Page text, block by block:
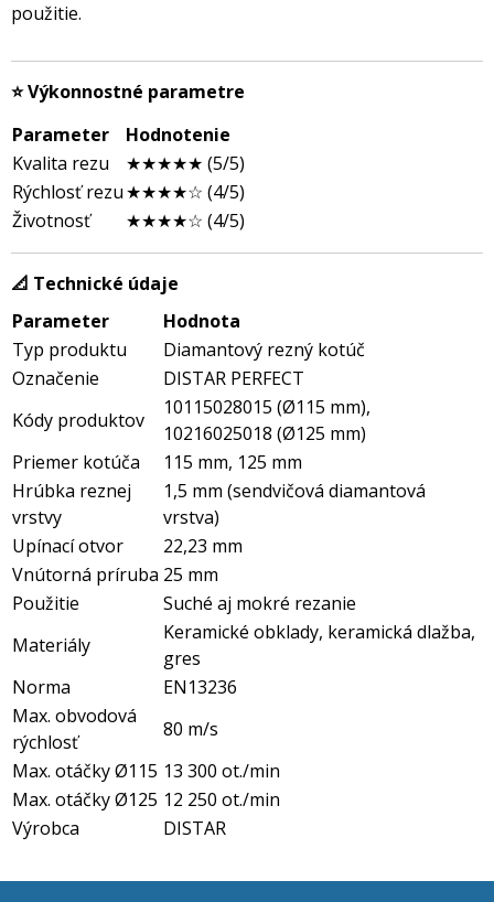
použitie.
⭐ Výkonnostné parametre
Parameter
Hodnotenie
Kvalita rezu
★★★★★ (5/5)
Rýchlosť rezu★★★★☆ (4/5)
Životnosť
★★★★☆ (4/5)
📐 Technické údaje
Parameter
Hodnota
Typ produktu
Diamantový rezný kotúč
Označenie
DISTAR PERFECT
Kódy produktov
10115028015 (Ø115 mm),
10216025018 (Ø125 mm)
Priemer kotúča
115 mm, 125 mm
Hrúbka reznej
vrstvy
1,5 mm (sendvičová diamantová
vrstva)
Upínací otvor
22,23 mm
Vnútorná príruba 25 mm
Použitie
Suché aj mokré rezanie
Materiály
Keramické obklady, keramická dlažba,
gres
Norma
EN13236
Max. obvodová
rýchlosť
80 m/s
Max. otáčky Ø115 13 300 ot./min
Max. otáčky Ø125 12 250 ot./min
Výrobca
DISTAR